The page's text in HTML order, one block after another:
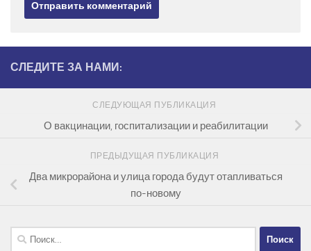
СЛЕДИТЕ ЗА НАМИ:
СЛЕДУЮЩАЯ ПУБЛИКАЦИЯ
О вакцинации, госпитализации и реабилитации
ПРЕДЫДУЩАЯ ПУБЛИКАЦИЯ
Два микрорайона и улица города будут отапливаться
по-новому
Найти: